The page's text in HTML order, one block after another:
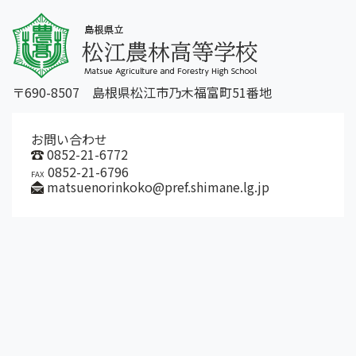
〒690-8507 島根県松江市乃木福富町51番地
お問い合わせ
0852-21-6772
FAX 0852-21-6796
matsuenorinkoko@pref.shimane.lg.jp